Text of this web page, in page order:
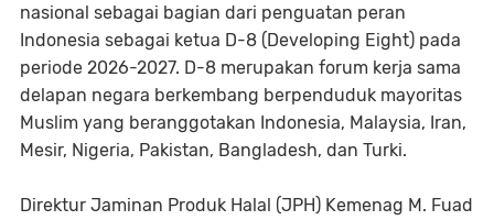
nasional sebagai bagian dari penguatan peran
Indonesia sebagai ketua D-8 (Developing Eight) pada
periode 2026-2027. D-8 merupakan forum kerja sama
delapan negara berkembang berpenduduk mayoritas
Muslim yang beranggotakan Indonesia, Malaysia, Iran,
Mesir, Nigeria, Pakistan, Bangladesh, dan Turki.
Direktur Jaminan Produk Halal (JPH) Kemenag M. Fuad